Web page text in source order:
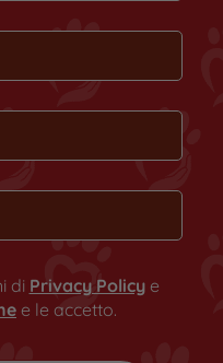
di Privacy Policye
e le accetto.